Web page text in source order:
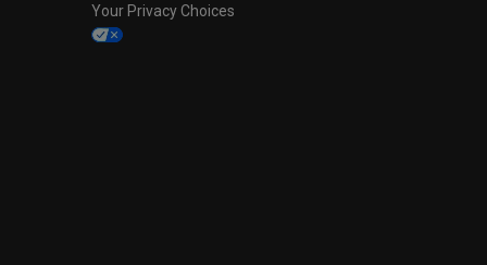
Your Privacy Choices